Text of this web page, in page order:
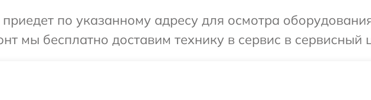
по указанному адресу для осмотра
мы бесплатно доставим технику в сервис в сервисный